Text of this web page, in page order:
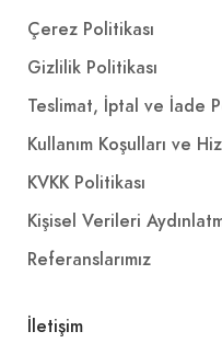
Çerez Politikası
Gizlilik Politikası
Teslimat, İptal ve İade
Kullanım Koşulları ve
KVKK Politikası
Kişisel Verileri
Referanslarımız
İletişim